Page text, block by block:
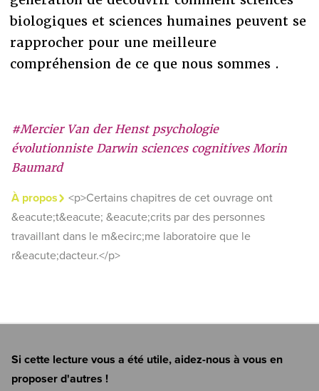
#Mercier Van der Henst psychologie
évolutionniste Darwin sciences cognitives Morin
Baumard
À propos
<p>Certains chapitres de cet ouvrage ont
&eacute;t&eacute; &eacute;crits par des personnes
travaillant dans le m&ecirc;me laboratoire que le
r&eacute;dacteur.</p>
biologiques et sciences humaines peuvent se
rapprocher pour une meilleure
compréhension de ce que nous sommes .
Si cette lecture vous a été utile, aidez-nous à vous en
proposer d'autres !